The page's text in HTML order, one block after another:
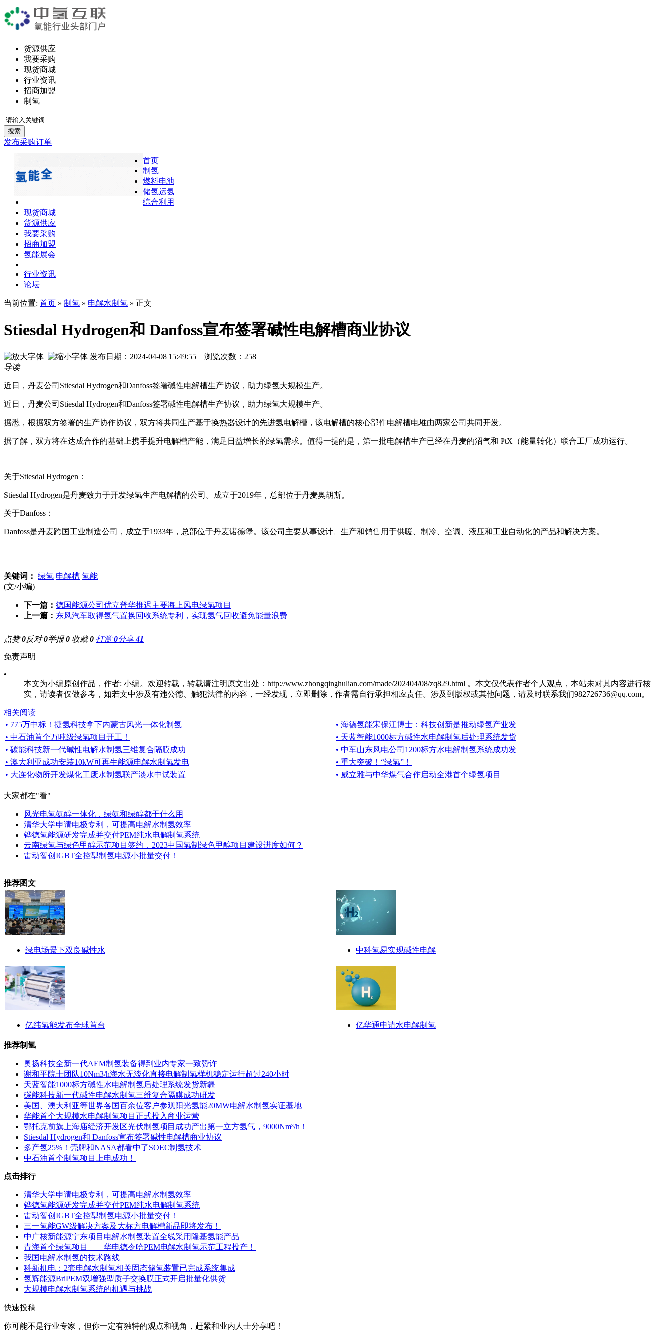
货源供应
我要采购
现货商城
行业资讯
招商加盟
制氢
搜索
发布采购订单
首页
制氢
燃料电池
储氢运氢
综合利用
现货商城
货源供应
我要采购
招商加盟
氢能展会
行业资讯
论坛
当前位置: 首页 » 制氢 » 电解水制氢 » 正文
Stiesdal Hydrogen和 Danfoss宣布签署碱性电解槽商业协议
发布日期：2024-04-08 15:49:55 浏览次数： 258
导读
近日，丹麦公司Stiesdal Hydrogen和Danfoss签署碱性电解槽生产协议，助力绿氢大规模生产。
近日，丹麦公司Stiesdal Hydrogen和Danfoss签署碱性电解槽生产协议，助力绿氢大规模生产。
据悉，根据双方签署的生产协作协议，双方将共同生产基于换热器设计的先进氢电解槽，该电解槽的核心部件电解槽电堆由两家公司共同开发。
据了解，双方将在达成合作的基础上携手提升电解槽产能，满足日益增长的绿氢需求。值得一提的是，第一批电解槽生产已经在丹麦的沼气和 PtX（能量转化）联合工厂成功运行。
关于Stiesdal Hydrogen：
Stiesdal Hydrogen是丹麦致力于开发绿氢生产电解槽的公司。成立于2019年，总部位于丹麦奥胡斯。
关于Danfoss：
Danfoss是丹麦跨国工业制造公司，成立于1933年，总部位于丹麦诺德堡。该公司主要从事设计、生产和销售用于供暖、制冷、空调、液压和工业自动化的产品和解决方案。
关键词： 绿氢 电解槽 氢能
(文/小编)
下一篇： 德国能源公司优立普华推迟主要海上风电绿氢项目
上一篇： 东风汽车取得氢气置换回收系统专利，实现氢气回收避免能量浪费
点赞0反对0举报0 收藏0 打赏0分享41
免责声明
•
本文为小编原创作品，作者: 小编。欢迎转载，转载请注明原文出处：http://www.zhongqinghulian.com/made/202404/08/zq829.html 。本文仅代表作者个人观点，本站未对其内容进行核
实，请读者仅做参考，如若文中涉及有违公德、触犯法律的内容，一经发现，立即删除，作者需自行承担相应责任。涉及到版权或其他问题，请及时联系我们982726736@qq.com。
相关阅读
• 775万中标！捷氢科技拿下内蒙古风光一体化制氢
• 海德氢能宋保江博士：科技创新是推动绿氢产业发
• 中石油首个万吨级绿氢项目开工！
• 天蓝智能1000标方碱性水电解制氢后处理系统发货
• 碳能科技新一代碱性电解水制氢三维复合隔膜成功
• 中车山东风电公司1200标方水电解制氢系统成功发
• 澳大利亚成功安装10kW可再生能源电解水制氢发电
• 重大突破！“绿氢”！
• 大连化物所开发煤化工废水制氢联产淡水中试装置
• 威立雅与中华煤气合作启动全港首个绿氢项目
大家都在"看"
风光电氢氨醇一体化，绿氨和绿醇都干什么用
清华大学申请电极专利，可提高电解水制氢效率
铧德氢能源研发完成并交付PEM纯水电解制氢系统
云南绿氢与绿色甲醇示范项目签约，2023中国氢制绿色甲醇项目建设进度如何？
雷动智创IGBT全控型制氢电源小批量交付！
推荐图文
绿电场景下双良碱性水 中科氢易实现碱性电解
亿纬氢能发布全球首台 亿华通申请水电解制氢
推荐制氢
奥扬科技全新一代AEM制氢装备得到业内专家一致赞许
谢和平院士团队10Nm3/h海水无淡化直接电解制氢样机稳定运行超过240小时
天蓝智能1000标方碱性水电解制氢后处理系统发货新疆
碳能科技新一代碱性电解水制氢三维复合隔膜成功研发
美国、澳大利亚等世界各国百余位客户参观阳光氢能20MW电解水制氢实证基地
华能首个大规模水电解制氢项目正式投入商业运营
鄂托克前旗上海庙经济开发区光伏制氢项目成功产出第一立方氢气，9000Nm³/h！
Stiesdal Hydrogen和 Danfoss宣布签署碱性电解槽商业协议
多产氢25%！壳牌和NASA都看中了SOEC制氢技术
中石油首个制氢项目上电成功！
点击排行
清华大学申请电极专利，可提高电解水制氢效率
铧德氢能源研发完成并交付PEM纯水电解制氢系统
雷动智创IGBT全控型制氢电源小批量交付！
三一氢能GW级解决方案及大标方电解槽新品即将发布！
中广核新能源宁东项目电解水制氢装置全线采用隆基氢能产品
青海首个绿氢项目——华电德令哈PEM电解水制氢示范工程投产！
我国电解水制氢的技术路线
科新机电：2套电解水制氢相关固态储氢装置已完成系统集成
氢辉能源BriPEM双增强型质子交换膜正式开启批量化供货
大规模电解水制氢系统的机遇与挑战
快速投稿
你可能不是行业专家，但你一定有独特的观点和视角 ，赶紧和业内人士分享吧！